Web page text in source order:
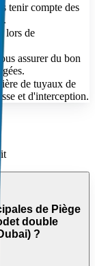
tenir compte des
lors de
assurer du bon
de tuyaux de
et d'interception.
de Piège
double
?